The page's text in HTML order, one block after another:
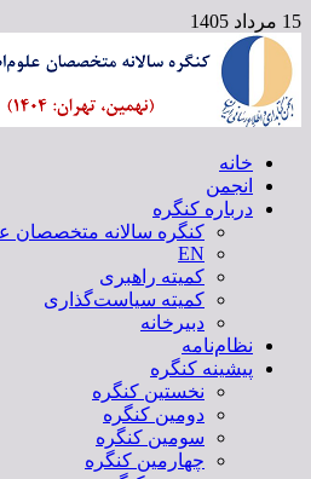
15 مرداد 1405
کنگره سالانه متخصصان علوم اطلاعات
خانه
انجمن
درباره کنگره
کنگره سالانه متخصصان
EN
کمیته راهبری
کمیته سیاست‌گذاری
دبیرخانه
نظام‌نامه
پیشینه کنگره
نخستین کنگره
دومین کنگره
سومین کنگره
چهارمین کنگره